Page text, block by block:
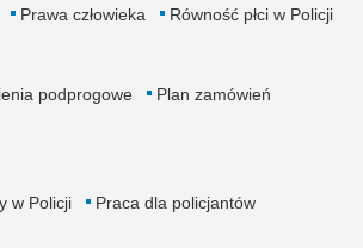
Prawa człowieka Równość płci w Policji
podprogowe
Plan zamówień
w Policji
Praca dla policjantów